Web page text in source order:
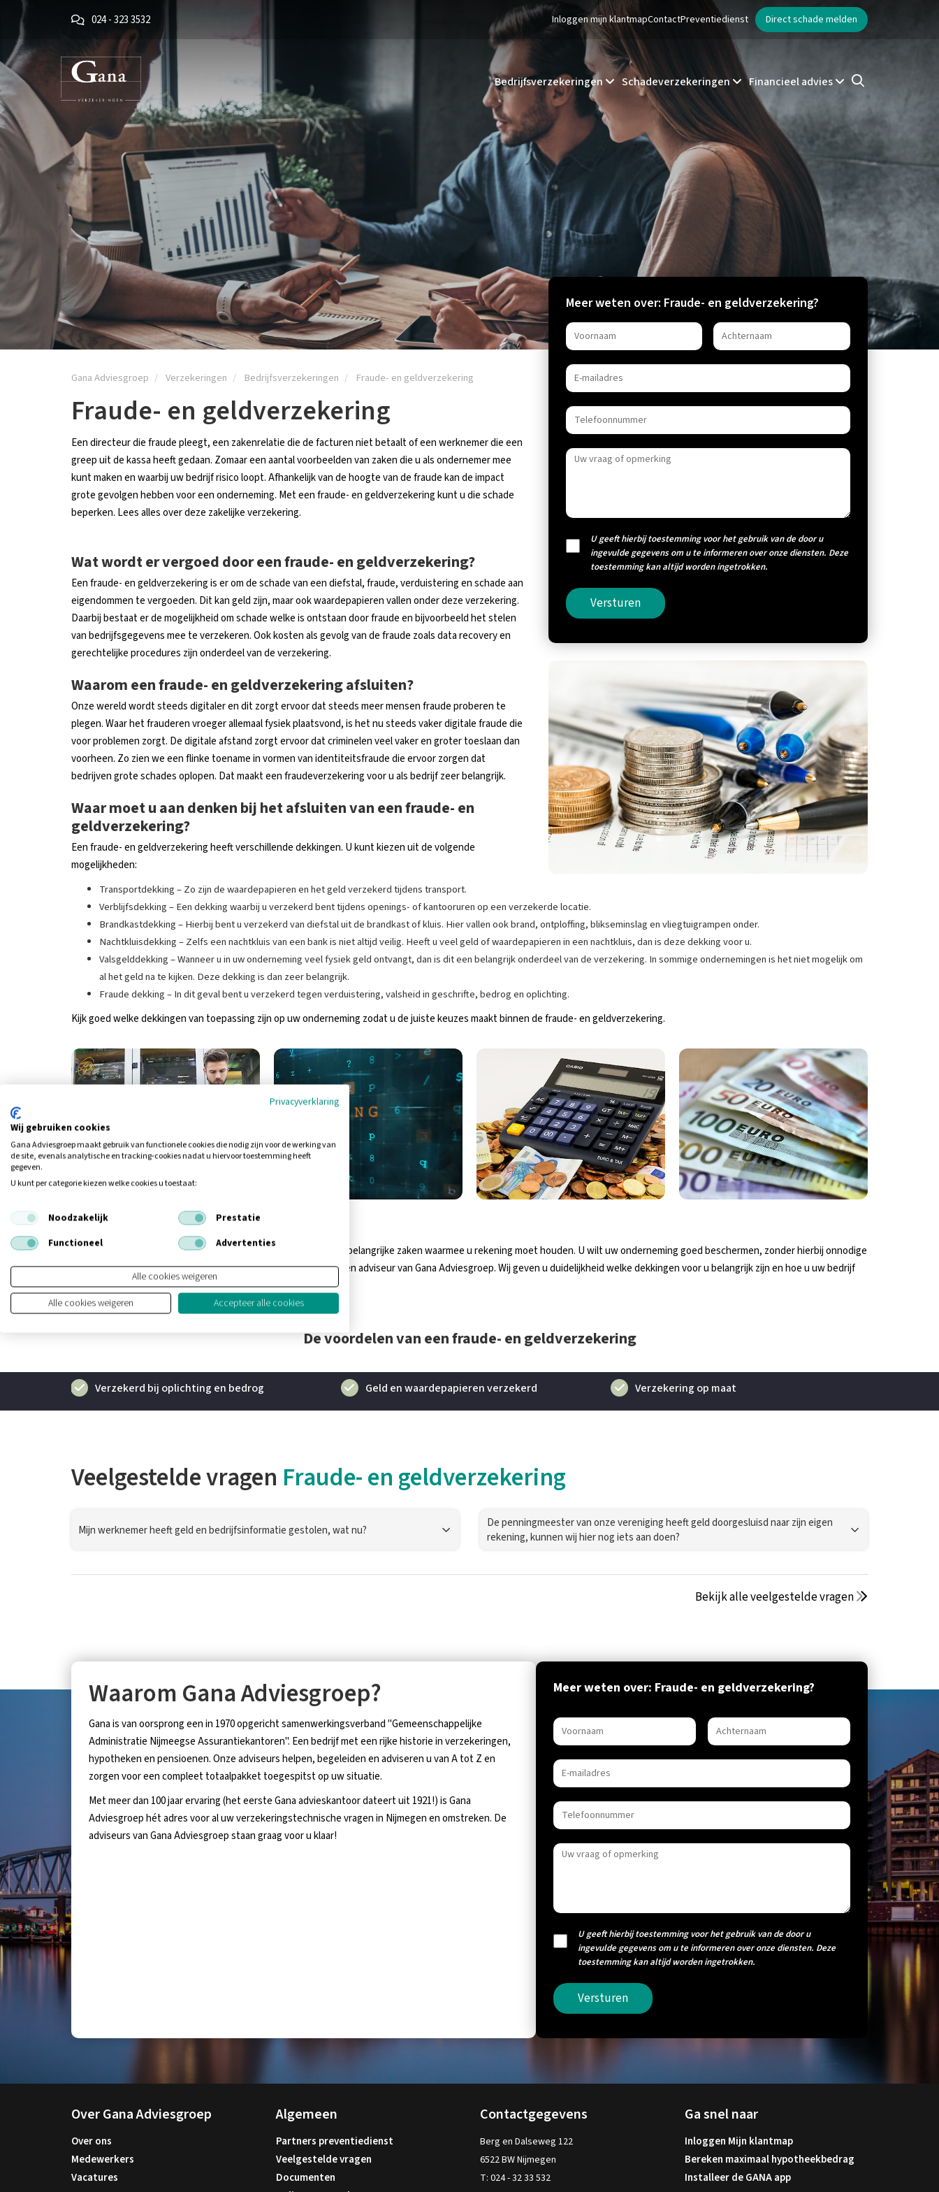
024 - 323 3532 Inloggen mijn klantmapContactPreventiedienst Direct schade melden
Bedrijfsverzekeringen Schadeverzekeringen Financieel advies
Gana Adviesgroep Verzekeringen Bedrijfsverzekeringen Fraude- en geldverzekering
Fraude- en geldverzekering
Een directeur die fraude pleegt, een zakenrelatie die de facturen niet betaalt of een werknemer die een
greep uit de kassa heeft gedaan. Zomaar een aantal voorbeelden van zaken die u als ondernemer mee
kunt maken en waarbij uw bedrijf risico loopt. Afhankelijk van de hoogte van de fraude kan de impact
grote gevolgen hebben voor een onderneming. Met een fraude- en geldverzekering kunt u die schade
beperken. Lees alles over deze zakelijke verzekering.
Wat wordt er vergoed door een fraude- en geldverzekering?
Een fraude- en geldverzekering is er om de schade van een diefstal, fraude, verduistering en schade aan
eigendommen te vergoeden. Dit kan geld zijn, maar ook waardepapieren vallen onder deze verzekering.
Daarbij bestaat er de mogelijkheid om schade welke is ontstaan door fraude en bijvoorbeeld het stelen
van bedrijfsgegevens mee te verzekeren. Ook kosten als gevolg van de fraude zoals data recovery en
gerechtelijke procedures zijn onderdeel van de verzekering.
Waarom een fraude- en geldverzekering afsluiten?
Onze wereld wordt steeds digitaler en dit zorgt ervoor dat steeds meer mensen fraude proberen te
plegen. Waar het frauderen vroeger allemaal fysiek plaatsvond, is het nu steeds vaker digitale fraude die
voor problemen zorgt. De digitale afstand zorgt ervoor dat criminelen veel vaker en groter toeslaan dan
voorheen. Zo zien we een flinke toename in vormen van identiteitsfraude die ervoor zorgen dat
bedrijven grote schades oplopen. Dat maakt een fraudeverzekering voor u als bedrijf zeer belangrijk.
Waar moet u aan denken bij het afsluiten van een fraude- en
geldverzekering?
Een fraude- en geldverzekering heeft verschillende dekkingen. U kunt kiezen uit de volgende
mogelijkheden:
Meer weten over: Fraude- en geldverzekering?
U geeft hierbij toestemming voor het gebruik van de door u
ingevulde gegevens om u te informeren over onze diensten. Deze
toestemming kan altijd worden ingetrokken.
Versturen
Transportdekking – Zo zijn de waardepapieren en het geld verzekerd tijdens transport.
Verblijfsdekking – Een dekking waarbij u verzekerd bent tijdens openings- of kantooruren op een verzekerde locatie.
Brandkastdekking – Hierbij bent u verzekerd van diefstal uit de brandkast of kluis. Hier vallen ook brand, ontploffing, blikseminslag en vliegtuigrampen onder.
Nachtkluisdekking – Zelfs een nachtkluis van een bank is niet altijd veilig. Heeft u veel geld of waardepapieren in een nachtkluis, dan is deze dekking voor u.
Valsgelddekking – Wanneer u in uw onderneming veel fysiek geld ontvangt, dan is dit een belangrijk onderdeel van de verzekering. In sommige ondernemingen is het niet mogelijk om
al het geld na te kijken. Deze dekking is dan zeer belangrijk.
Fraude dekking – In dit geval bent u verzekerd tegen verduistering, valsheid in geschrifte, bedrog en oplichting.
Kijk goed welke dekkingen van toepassing zijn op uw onderneming zodat u de juiste keuzes maakt binnen de fraude- en geldverzekering.
Meer informatie
Bij het afsluiten van een fraude- en geldverzekering zijn er veel belangrijke zaken waarmee u rekening moet houden. U wilt uw onderneming goed beschermen, zonder hierbij onnodige
extra zaken te verzekeren. Maak daarom nu een afspraak met een adviseur van Gana Adviesgroep. Wij geven u duidelijkheid welke dekkingen voor u belangrijk zijn en hoe u uw bedrijf
veilig houdt.
De voordelen van een fraude- en geldverzekering
Verzekerd bij oplichting en bedrog Geld en waardepapieren verzekerd Verzekering op maat
Veelgestelde vragen Fraude- en geldverzekering
Mijn werknemer heeft geld en bedrijfsinformatie gestolen, wat nu?
De penningmeester van onze vereniging heeft geld doorgesluisd naar zijn eigen
rekening, kunnen wij hier nog iets aan doen?
Bekijk alle veelgestelde vragen
Waarom Gana Adviesgroep?
Gana is van oorsprong een in 1970 opgericht samenwerkingsverband "Gemeenschappelijke
Administratie Nijmeegse Assurantiekantoren". Een bedrijf met een rijke historie in verzekeringen,
hypotheken en pensioenen. Onze adviseurs helpen, begeleiden en adviseren u van A tot Z en
zorgen voor een compleet totaalpakket toegespitst op uw situatie.
Met meer dan 100 jaar ervaring (het eerste Gana advieskantoor dateert uit 1921!) is Gana
Adviesgroep hét adres voor al uw verzekeringstechnische vragen in Nijmegen en omstreken. De
adviseurs van Gana Adviesgroep staan graag voor u klaar!
Meer weten over: Fraude- en geldverzekering?
U geeft hierbij toestemming voor het gebruik van de door u
ingevulde gegevens om u te informeren over onze diensten. Deze
toestemming kan altijd worden ingetrokken.
Versturen
Over Gana Adviesgroep
Over ons
Medewerkers
Vacatures
Algemeen
Partners preventiedienst
Veelgestelde vragen
Documenten
Contactgegevens
Berg en Dalseweg 122
6522 BW Nijmegen
T: 024 - 32 33 532
Ga snel naar
Inloggen Mijn klantmap
Bereken maximaal hypotheekbedrag
Installeer de GANA app
Privacyverklaring
Wij gebruiken cookies
Gana Adviesgroep maakt gebruik van functionele cookies die nodig zijn voor de werking van
de site, evenals analytische en tracking‑cookies nadat u hiervoor toestemming heeft
gegeven.
U kunt per categorie kiezen welke cookies u toestaat:
Noodzakelijk
Prestatie
Functioneel
Advertenties
Alle cookies weigeren
Alle cookies weigeren
Accepteer alle cookies